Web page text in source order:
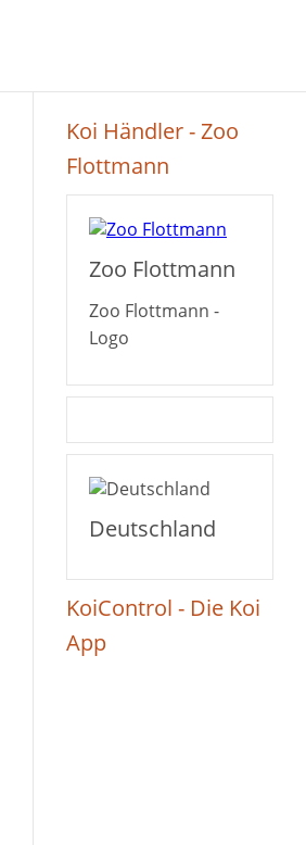
Koi Händler - Zoo
Flottmann
Zoo Flottmann
Zoo Flottmann -
Logo
Deutschland
KoiControl - Die Koi
App